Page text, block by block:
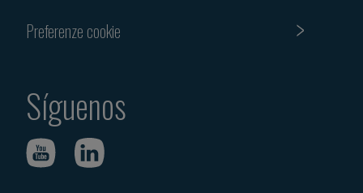
Preferenze cookie
Síguenos